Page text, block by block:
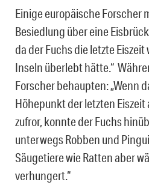
Einige europäische Forscher
Besiedlung über eine
da der Fuchs die letzte Eiszeit
Inseln überlebt hätte.“
Forscher behaupten: „Wenn
Höhepunkt der letzten
zufror, konnte der Fuchs
unterwegs Robben und
Säugetiere wie Ratten aber
verhungert.“